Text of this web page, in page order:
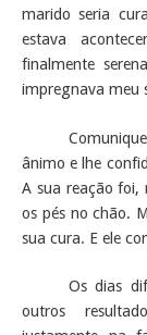
marido seria
estava
finalmente
impregnava meu
ânimo e lhe
A sua reação
os pés no chão.
sua cura. E ele
Os dias
outros